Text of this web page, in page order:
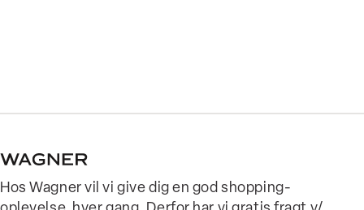
Hos Wagner vil vi give dig en god shopping-